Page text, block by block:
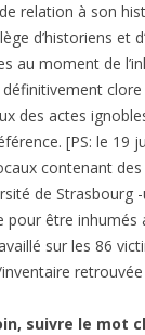
relation à son
d’historiens et
au moment de
des actes
[PS: le 19
contenant
de
être inhumés
sur les 86
suivre le mot